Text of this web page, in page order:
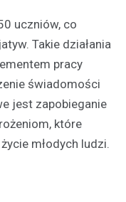
uczniów, co
Takie działania
pracy
świadomości
jest zapobieganie
które
młodych ludzi.